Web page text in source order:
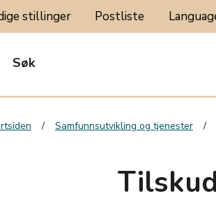
stillinger Postliste
Søk
Samfunnsutvikling og tjenester